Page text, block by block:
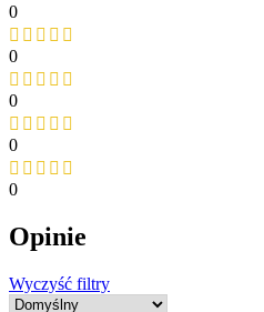
0
0
0
0
0
Opinie
Wyczyść filtry